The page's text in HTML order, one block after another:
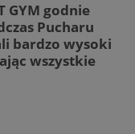
GYM godnie
Pucharu
bardzo wysoki
wszystkie